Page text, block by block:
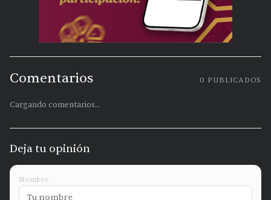
Comentarios 0 PUBLICADOS
Cargando comentarios...
Deja tu opinión
Nombre